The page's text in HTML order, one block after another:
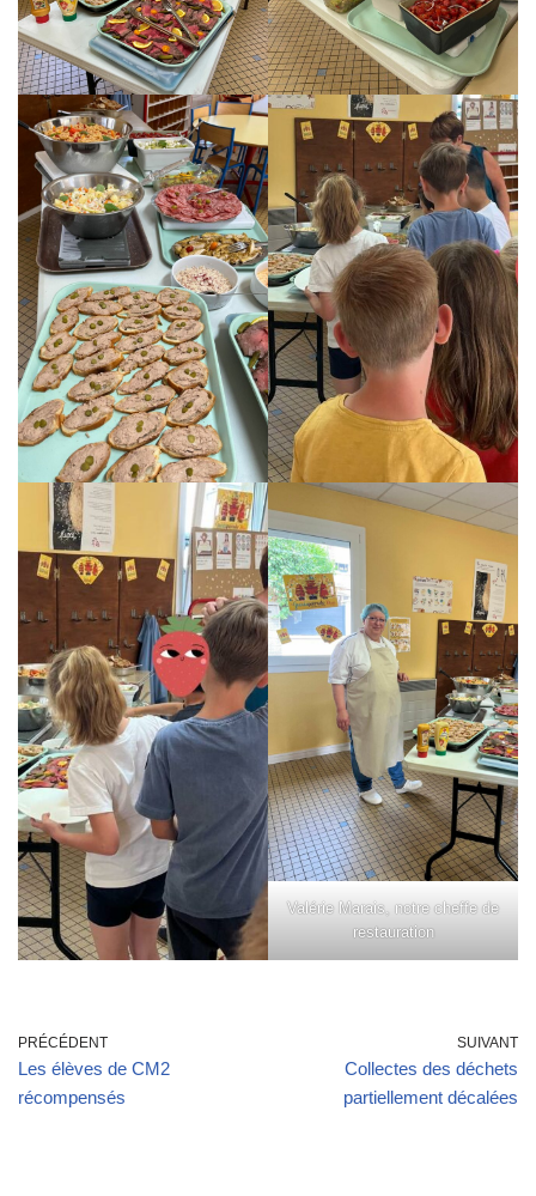
Valérie Marais, notre cheffe de
restauration
PRÉCÉDENT
Les élèves de CM2
récompensés
SUIVANT
Collectes des déchets
partiellement décalées